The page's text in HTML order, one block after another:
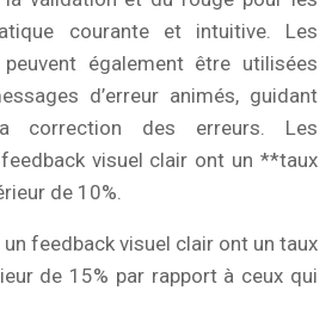
courante et intuitive. Les
également être utilisées
d’erreur animés, guidant
correction des erreurs. Les
visuel clair ont un **taux
de 10%.
feedback visuel clair ont un taux
de 15% par rapport à ceux qui